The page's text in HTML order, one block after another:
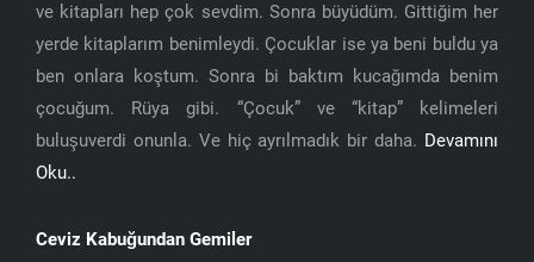
ve kitapları hep çok sevdim. Sonra büyüdüm. Gittiğim her
yerde kitaplarım benimleydi. Çocuklar ise ya beni buldu ya
ben onlara koştum. Sonra bi baktım kucağımda benim
çocuğum. Rüya gibi. “Çocuk” ve “kitap” kelimeleri
buluşuverdi onunla. Ve hiç ayrılmadık bir daha. Devamını
Oku..
Ceviz Kabuğundan Gemiler